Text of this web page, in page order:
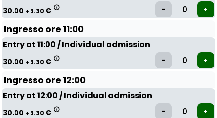
30.00 + 3.30 €
Ingresso ore 11:00
Entry at 11:00 / Individual admission
30.00 + 3.30 €
Ingresso ore 12:00
Entry at 12:00 / Individual admission
30.00 + 3.30 €